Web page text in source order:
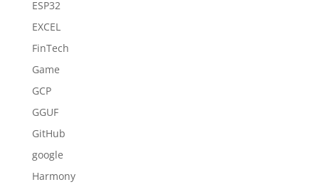
ESP32
EXCEL
FinTech
Game
GCP
GGUF
GitHub
google
Harmony